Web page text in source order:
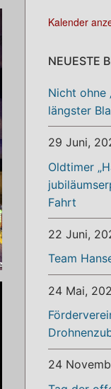
Kalender
NEUESTE
Nicht ohne
längster
29 Juni,
Oldtimer
Fahrt
22 Juni,
Team
24 Mai,
24